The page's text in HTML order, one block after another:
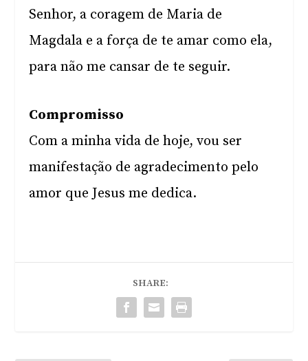
Senhor, a coragem de Maria de
Magdala e a força de te amar como ela,
para não me cansar de te seguir.
Compromisso
Com a minha vida de hoje, vou ser
manifestação de agradecimento pelo
amor que Jesus me dedica.
SHARE: